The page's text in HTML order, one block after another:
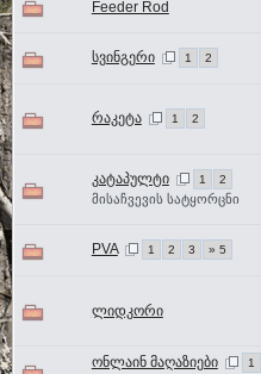
Feeder Rod
სვინგერი 1 2
რაკეტა 1 2
კატაპულტი 1 2
მისაჩვევის სატყორცნი
PVA 1 2 3 » 5
ლიდკორი
ონლაინ მაღაზიები 1